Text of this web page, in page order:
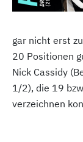
gar nicht erst
20 Positionen
Nick Cassidy
1/2), die 19
verzeichnen